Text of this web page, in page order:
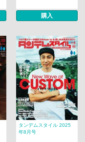
購入
タンデムスタイル 2025
年8月号